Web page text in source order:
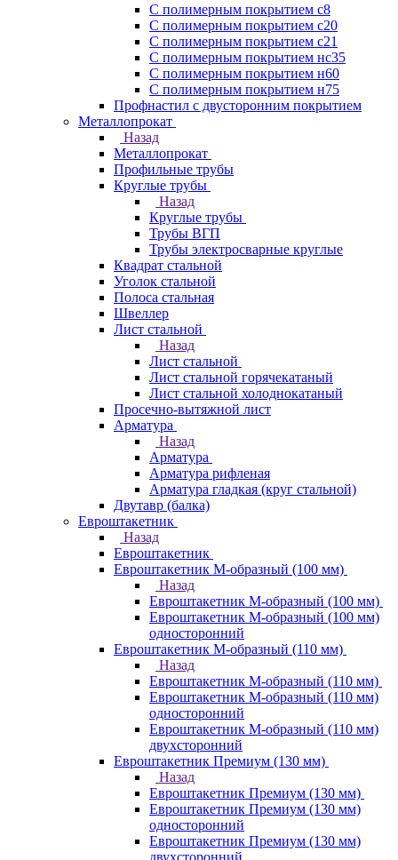
С полимерным покрытием с8
С полимерным покрытием с20
С полимерным покрытием с21
С полимерным покрытием нс35
С полимерным покрытием н60
С полимерным покрытием н75
Профнастил с двусторонним покрытием
Металлопрокат
Назад
Металлопрокат
Профильные трубы
Круглые трубы
Назад
Круглые трубы
Трубы ВГП
Трубы электросварные круглые
Квадрат стальной
Уголок стальной
Полоса стальная
Швеллер
Лист стальной
Назад
Лист стальной
Лист стальной горячекатаный
Лист стальной холоднокатаный
Просечно-вытяжной лист
Арматура
Назад
Арматура
Арматура рифленая
Арматура гладкая (круг стальной)
Двутавр (балка)
Евроштакетник
Назад
Евроштакетник
Евроштакетник М-образный (100 мм)
Назад
Евроштакетник М-образный (100 мм)
Евроштакетник М-образный (100 мм)
односторонний
Евроштакетник М-образный (110 мм)
Назад
Евроштакетник М-образный (110 мм)
Евроштакетник М-образный (110 мм)
односторонний
Евроштакетник М-образный (110 мм)
двухсторонний
Евроштакетник Премиум (130 мм)
Назад
Евроштакетник Премиум (130 мм)
Евроштакетник Премиум (130 мм)
односторонний
Евроштакетник Премиум (130 мм)
двухсторонний